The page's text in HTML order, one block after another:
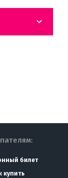
билет
купить